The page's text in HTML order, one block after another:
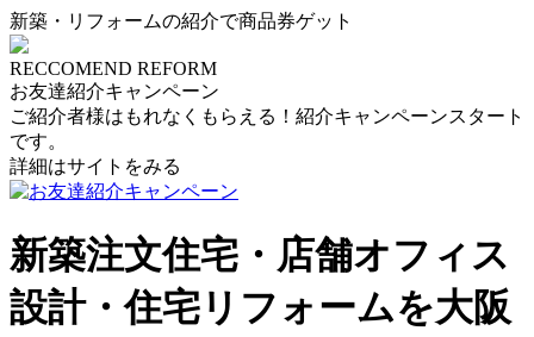
新築・リフォームの紹介で商品券ゲット
RECCOMEND REFORM
お友達紹介キャンペーン
ご紹介者様はもれなくもらえる！紹介キャンペーンスタート
です。
詳細はサイトをみる
新築注文住宅・店舗オフィス
設計・住宅リフォームを大阪